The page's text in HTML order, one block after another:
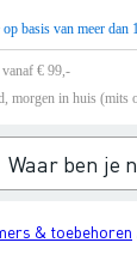
op basis van meer dan
€ 99,-
morgen in huis (mits
& toebehoren